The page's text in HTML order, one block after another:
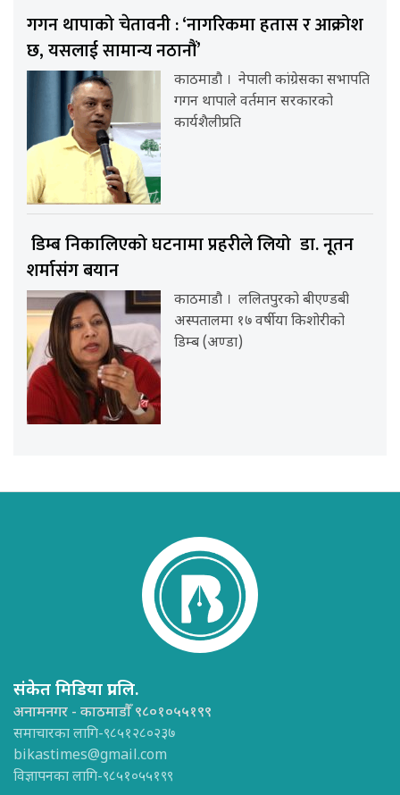
गगन थापाको चेतावनी : ‘नागरिकमा हतास र आक्रोश
छ, यसलाई सामान्य नठानौं’
काठमाडौ । नेपाली कांग्रेसका सभापति
गगन थापाले वर्तमान सरकारको
कार्यशैलीप्रति
डिम्ब निकालिएको घटनामा प्रहरीले लियो डा. नूतन
शर्मासंग बयान
काठमाडौ । ललितपुरको बीएण्डबी
अस्पतालमा १७ वर्षीया किशोरीको
डिम्ब (अण्डा)
संकेत मिडिया प्रा.लि.
अनामनगर - काठमाडौँ ९८०१०५५१९९
समाचारका लागि-९८५१२८०२३७
bikastimes@gmail.com
विज्ञापनका लागि-९८५१०५५१९९